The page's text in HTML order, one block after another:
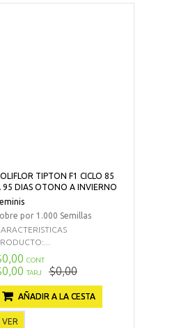
TIPTON F1 CICLO 85
95 DIAS OTONO A INVIERNO
por 1.000 Semillas
CONT
TARJ $0,00
AÑADIR A LA CESTA
VER